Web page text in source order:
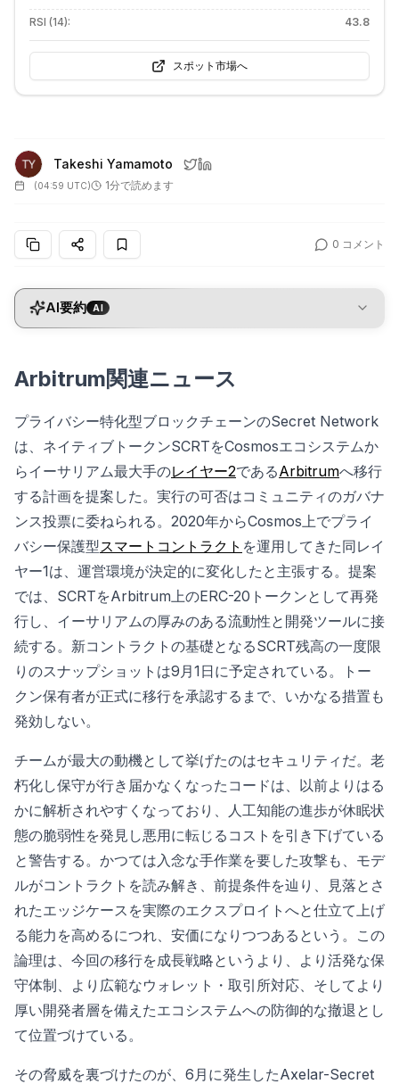
RSI (14): 43.8
スポット市場へ
Takeshi Yamamoto
(04:59 UTC) 1分で読めます
0 コメント
AI要約 AI
Arbitrum関連ニュース
プライバシー特化型ブロックチェーンのSecret Network
は、ネイティブトークンSCRTをCosmosエコシステムか
らイーサリアム最大手のレイヤー2であるArbitrumへ移行
する計画を提案した。実行の可否はコミュニティのガバナ
ンス投票に委ねられる。2020年からCosmos上でプライ
バシー保護型スマートコントラクト を運用してきた同レイ
ヤー1は、運営環境が決定的に変化したと主張する。提案
では、SCRTをArbitrum上のERC-20トークンとして再発
行し、イーサリアムの厚みのある流動性と開発ツールに接
続する。新コントラクトの基礎となるSCRT残高の一度限
りのスナップショットは9月1日に予定されている。トー
クン保有者が正式に移行を承認するまで、いかなる措置も
発効しない。
チームが最大の動機として挙げたのはセキュリティだ。老
朽化し保守が行き届かなくなったコードは、以前よりはる
かに解析されやすくなっており、人工知能の進歩が休眠状
態の脆弱性を発見し悪用に転じるコストを引き下げている
と警告する。かつては入念な手作業を要した攻撃も、モデ
ルがコントラクトを読み解き、前提条件を辿り、見落とさ
れたエッジケースを実際のエクスプロイトへと仕立て上げ
る能力を高めるにつれ、安価になりつつあるという。この
論理は、今回の移行を成長戦略というより、より活発な保
守体制、より広範なウォレット・取引所対応、そしてより
厚い開発者層を備えたエコシステムへの防御的な撤退とし
て位置づけている。
その脅威を裏づけたのが、6月に発生したAxelar-Secret